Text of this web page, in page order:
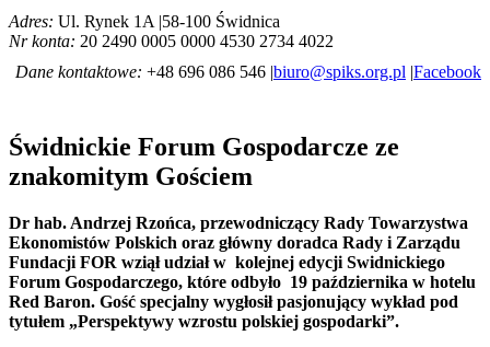
Adres: Ul. Rynek 1A |58-100 Świdnica
Nr konta: 20 2490 0005 0000 4530 2734 4022
Dane kontaktowe: +48 696 086 546 |biuro@spiks.org.pl |Facebook
Świdnickie Forum Gospodarcze ze
znakomitym Gościem
Dr hab. Andrzej Rzońca, przewodniczący Rady Towarzystwa
Ekonomistów Polskich oraz główny doradca Rady i Zarządu
Fundacji FOR wziął udział w kolejnej edycji Swidnickiego
Forum Gospodarczego, które odbyło 19 października w hotelu
Red Baron. Gość specjalny wygłosił pasjonujący wykład pod
tytułem „Perspektywy wzrostu polskiej gospodarki”.